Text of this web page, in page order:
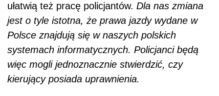
ułatwią też pracę policjantów. Dla nas zmiana
jest o tyle istotna, że prawa jazdy wydane w
Polsce znajdują się w naszych polskich
systemach informatycznych. Policjanci będą
więc mogli jednoznacznie stwierdzić, czy
kierujący posiada uprawnienia.